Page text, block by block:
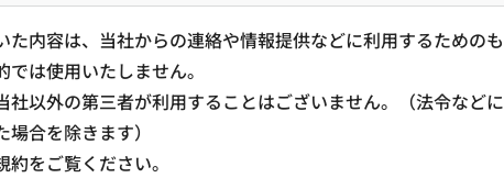
た内容は、当社からの連絡や情報提供などに利用するためのも
は使用いたしません。
社以外の第三者が利用することはございません。（法令などに
合を除きます）
をご覧ください。